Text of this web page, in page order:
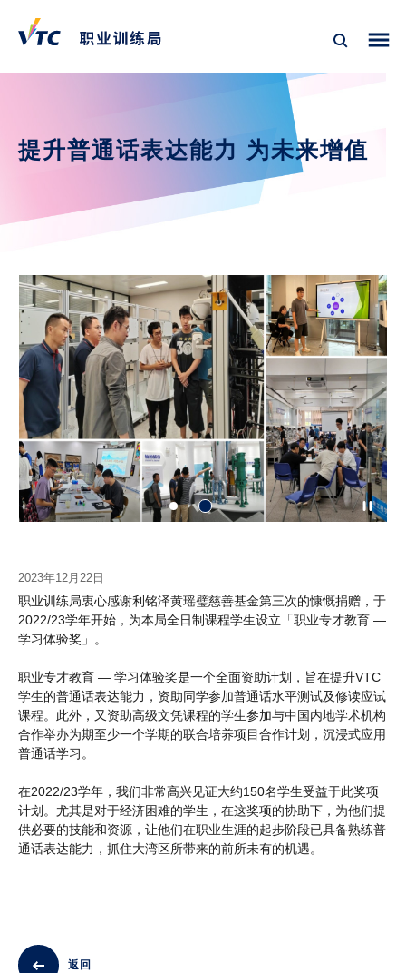
提升普通话表达能力 为未来增值
2023年12月22日
职业训练局衷心感谢利铭泽黄瑶璧慈善基金第三次的慷慨捐赠，于
2022/23学年开始，为本局全日制课程学生设立「职业专才教育 —
学习体验奖」。
职业专才教育 — 学习体验奖是一个全面资助计划，旨在提升VTC
学生的普通话表达能力，资助同学参加普通话水平测试及修读应试
课程。此外，又资助高级文凭课程的学生参加与中国内地学术机构
合作举办为期至少一个学期的联合培养项目合作计划，沉浸式应用
普通话学习。
在2022/23学年，我们非常高兴见证大约150名学生受益于此奖项
计划。尤其是对于经济困难的学生，在这奖项的协助下，为他们提
供必要的技能和资源，让他们在职业生涯的起步阶段已具备熟练普
通话表达能力，抓住大湾区所带来的前所未有的机遇。
返回